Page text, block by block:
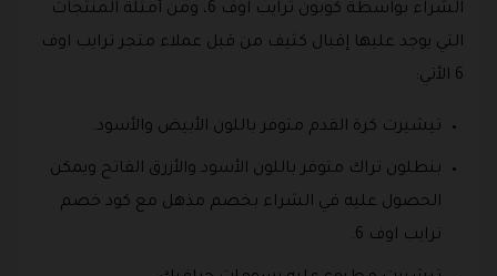
الشراء بواسطة كوبون ترايب اوف 6، ومن أمثلة المنتجات
التي يوجد عليها إقبال كثيف من قبل عملاء متجر ترايب اوف
6 الأتي:
تيشيرت كرة القدم متوفر باللون الأبيض والأسود.
بنطلون تراك متوفر باللون الأسود والأزرق الفاتح ويمكن
الحصول عليه في الشراء بخصم مذهل مع كود خصم
ترايب اوف 6.